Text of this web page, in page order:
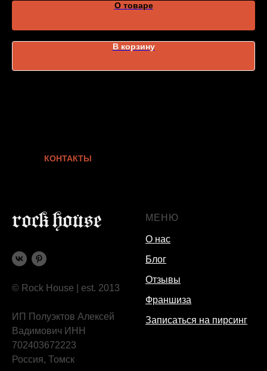
О товаре
В корзину
КОНТАКТЫ
© Rock House | est. 2013
ИП Полуэктов Алексей
Вадимович ИНН
702403672223
Россия, Томск
МЕНЮ
О нас
Блог
Отзывы
Франшиза
Записаться на пирсинг